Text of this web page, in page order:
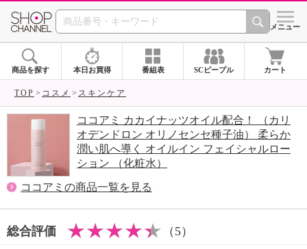
SHOP CHANNEL シメニュー
商品を探す 本日お買得 番組表 SCピープル カート
TOP コスメ スキンケア
ココアミ カカイナッツオイル配合！ （カリ
オデンドロン オリノセンセ種子油） 柔らか
潤い肌へ導く オイルイン フェイシャルロー
ション （化粧水）
ココアミの商品一覧を見る
総合評価 （5）